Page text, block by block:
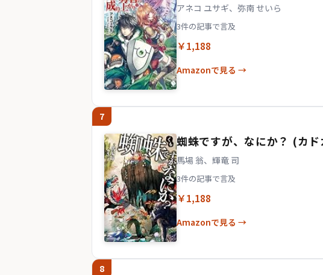
アネコ ユサギ、弥南 せいら
3件の記事で言及
￥1,188
Amazonで見る →
7
蜘蛛ですが、なにか？ (カ
馬場 翁、輝竜 司
3件の記事で言及
￥1,188
Amazonで見る →
8